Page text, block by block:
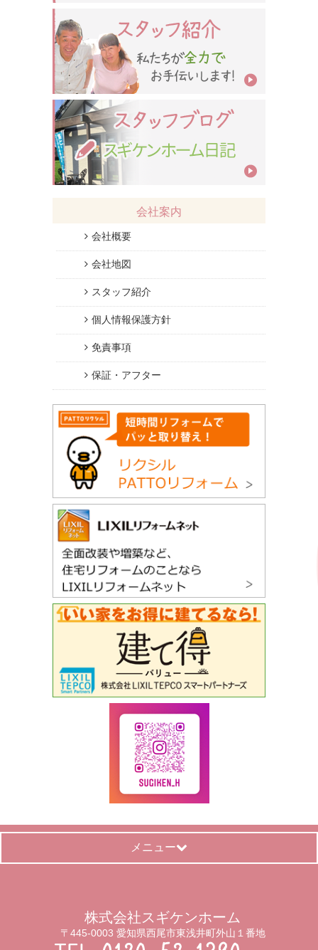
会社案内
会社概要
会社地図
スタッフ紹介
個人情報保護方針
免責事項
保証・アフター
メニュー
株式会社スギケンホーム
〒445-0003 愛知県西尾市東浅井町外山１番地